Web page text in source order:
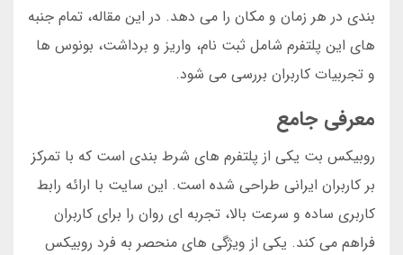
بندی در هر زمان و مکان را می دهد. در این مقاله، تمام جنبه
های این پلتفرم شامل ثبت نام، واریز و برداشت، بونوس ها
و تجربیات کاربران بررسی می شود.
معرفی جامع
روبیکس بت یکی از پلتفرم های شرط بندی است که با تمرکز
بر کاربران ایرانی طراحی شده است. این سایت با ارائه رابط
کاربری ساده و سرعت بالا، تجربه ای روان را برای کاربران
فراهم می کند. یکی از ویژگی های منحصر به فرد روبیکس